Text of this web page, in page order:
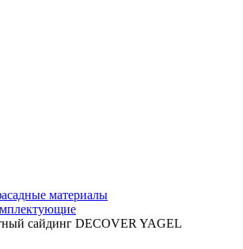
материалы
сайдинг DECOVER YAGEL